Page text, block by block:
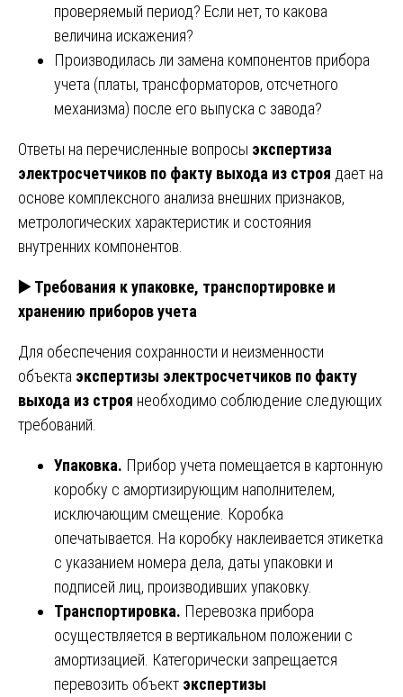
проверяемый период? Если нет, то какова
величина искажения?
Производилась ли замена компонентов прибора
учета (платы, трансформаторов, отсчетного
механизма) после его выпуска с завода?
Ответы на перечисленные вопросы экспертиза
электросчетчиков по факту выхода из строя дает на
основе комплексного анализа внешних признаков,
метрологических характеристик и состояния
внутренних компонентов.
▶️Требования к упаковке, транспортировке и
хранению приборов учета
Для обеспечения сохранности и неизменности
объекта экспертизы электросчетчиков по факту
выхода из строя необходимо соблюдение следующих
требований.
Упаковка. Прибор учета помещается в картонную
коробку с амортизирующим наполнителем,
исключающим смещение. Коробка
опечатывается. На коробку наклеивается этикетка
с указанием номера дела, даты упаковки и
подписей лиц, производивших упаковку.
Транспортировка. Перевозка прибора
осуществляется в вертикальном положении с
амортизацией. Категорически запрещается
перевозить объект экспертизы